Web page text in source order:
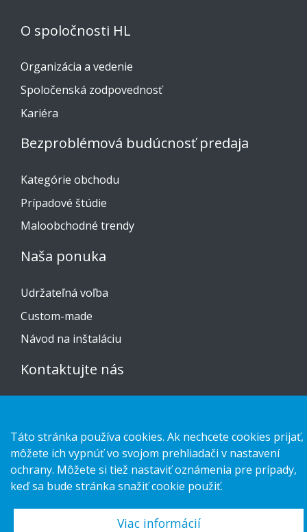
O spoločnosti HL
Organizácia a vedenie
Spoločenská zodpovednosť
Kariéra
Bezproblémová budúcnosť predaja
Kategórie obchodu
Prípadové štúdie
Maloobchodné trendy
Naša ponuka
Udržateľná voľba
Custom-made
Návod na inštaláciu
Kontaktujte nás
Táto stránka používa cookies. Ak nechcete cookies prijať,
môžete ich vypnúť vo svojom prehliadači v nastavení
ochrany. Môžete si tiež nastaviť oznámenia pre prípady,
keď sa bude stránka snažiť cookie použiť.
Viac informácií